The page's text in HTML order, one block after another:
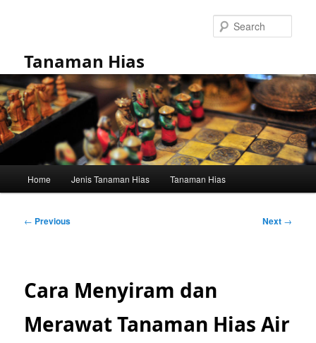
Tanaman Hias
Home Jenis Tanaman Hias Tanaman Hias
Post
← Previous Next →
Cara Menyiram dan
Merawat Tanaman Hias Air